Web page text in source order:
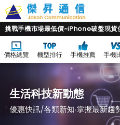
挑戰手機市場最低價~iPhone破盤現貨
價格總覽 機型排行 手機推薦 手機
生活科技新動態
優惠快訊/各類新知‧掌握最新趨